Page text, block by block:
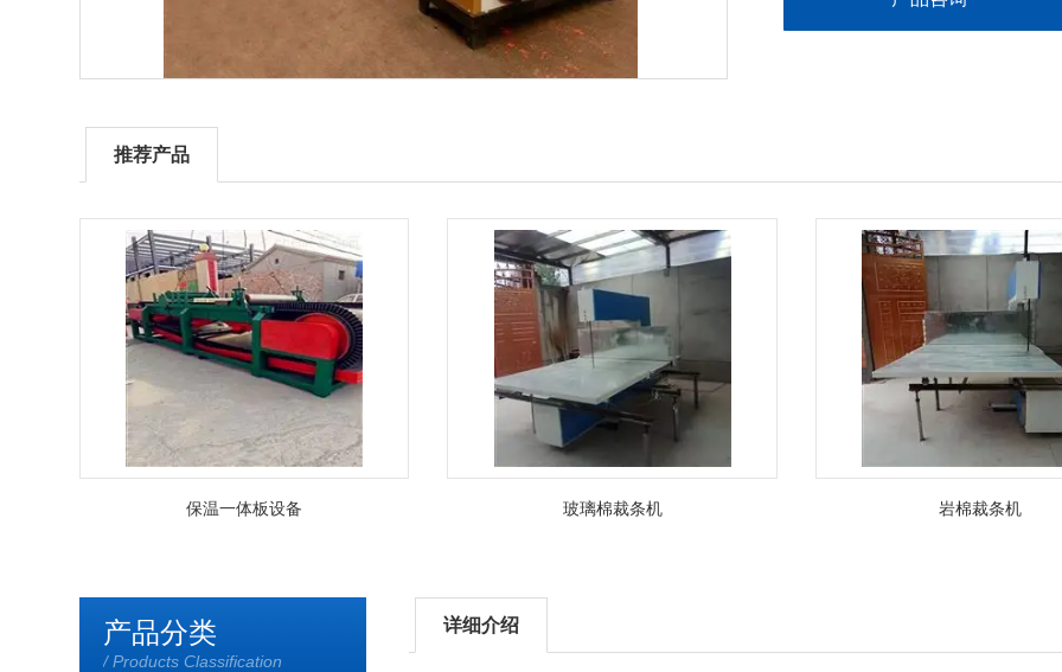
推荐产品
保温一体板设备 玻璃棉裁条机 岩棉裁条机
产品分类
/ Products Classification
详细介绍